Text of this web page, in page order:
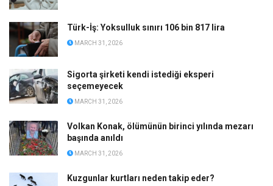
Türk-İş: Yoksulluk sınırı 106 bin 817 lira
MARCH 31, 2026
Sigorta şirketi kendi istediği eksperi
seçemeyecek
MARCH 31, 2026
Volkan Konak, ölümünün birinci yılında mezarı
başında anıldı
MARCH 31, 2026
Kuzgunlar kurtları neden takip eder?